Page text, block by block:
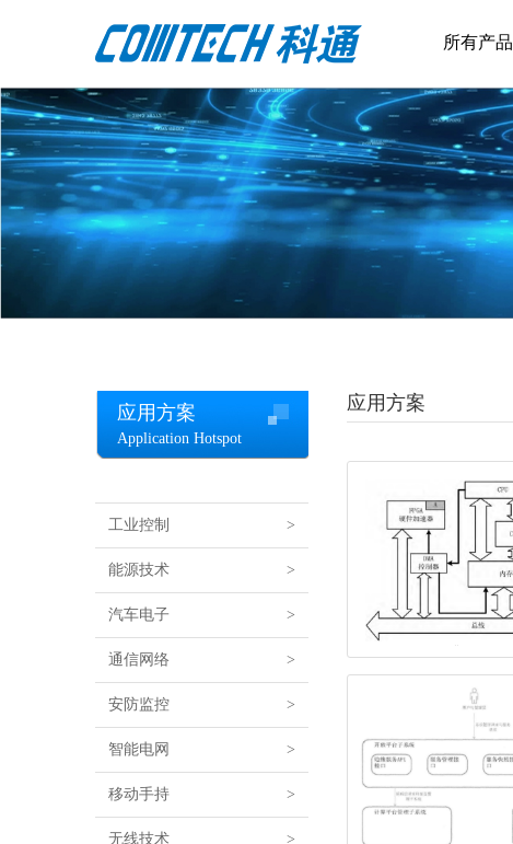
所有产品
应用方案
Application Hotspot
工业控制 >
能源技术 >
汽车电子 >
通信网络 >
安防监控 >
智能电网 >
移动手持 >
无线技术 >
应用方案